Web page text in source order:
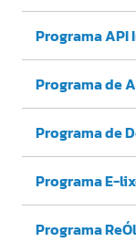
Programa API
Programa de
Programa de
Programa E-
Programa